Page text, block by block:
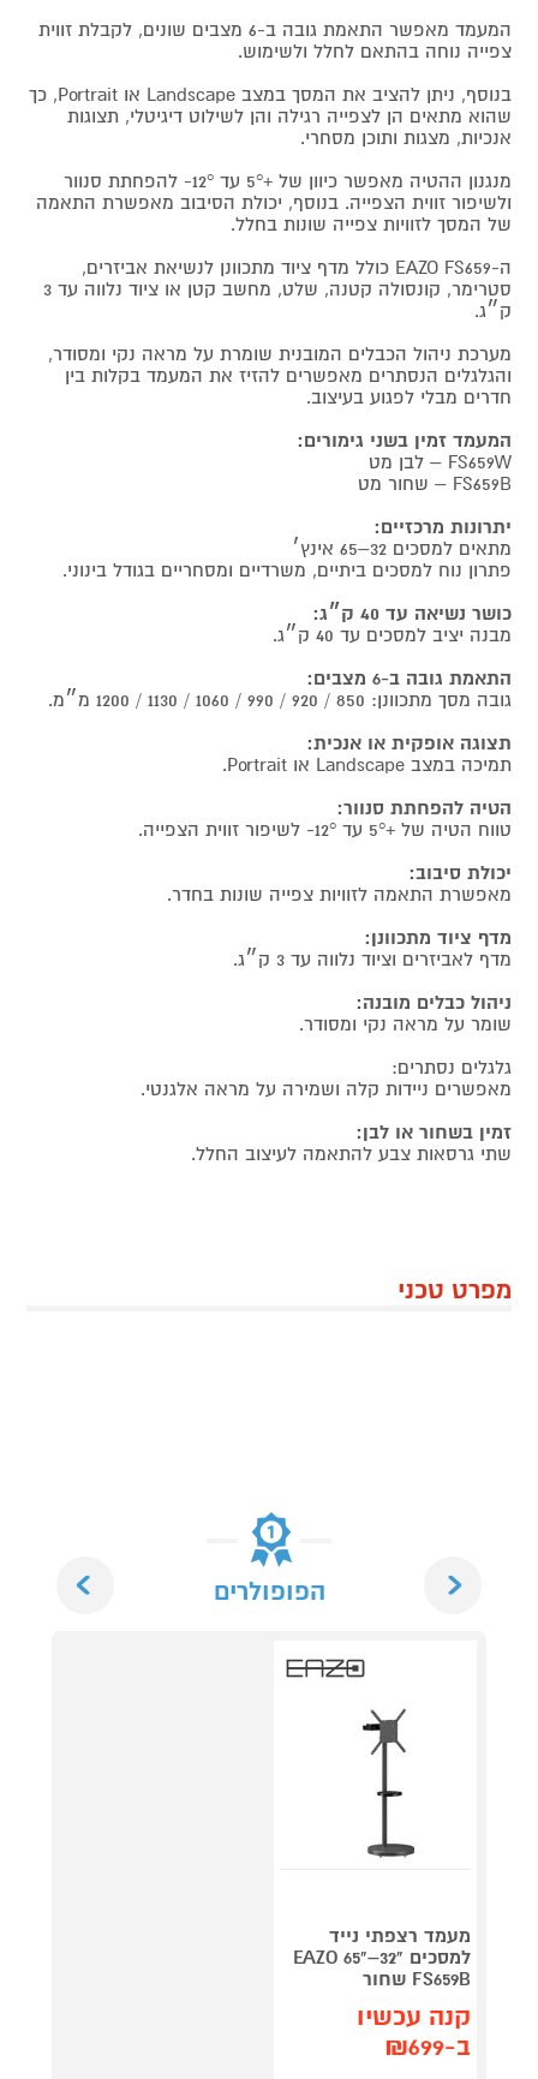
המעמד מאפשר התאמת גובה ב-6 מצבים שונים, לקבלת זווית
צפייה נוחה בהתאם לחלל ולשימוש.
בנוסף, ניתן להציב את המסך במצב Landscape או Portrait, כך
שהוא מתאים הן לצפייה רגילה והן לשילוט דיגיטלי, תצוגות
אנכיות, מצגות ותוכן מסחרי.
מנגנון ההטיה מאפשר כיוון של +5° עד ‎-12° להפחתת סנוור
ולשיפור זווית הצפייה. בנוסף, יכולת הסיבוב מאפשרת התאמה
של המסך לזוויות צפייה שונות בחלל.
ה-EAZO FS659 כולל מדף ציוד מתכוונן לנשיאת אביזרים,
סטרימר, קונסולה קטנה, שלט, מחשב קטן או ציוד נלווה עד 3
ק״ג.
מערכת ניהול הכבלים המובנית שומרת על מראה נקי ומסודר,
והגלגלים הנסתרים מאפשרים להזיז את המעמד בקלות בין
חדרים מבלי לפגוע בעיצוב.
המעמד זמין בשני גימורים:
FS659W – לבן מט
FS659B – שחור מט
יתרונות מרכזיים:
מתאים למסכים 32–65 אינץ׳
פתרון נוח למסכים ביתיים, משרדיים ומסחריים בגודל בינוני.
כושר נשיאה עד 40 ק״ג:
מבנה יציב למסכים עד 40 ק״ג.
התאמת גובה ב-6 מצבים:
גובה מסך מתכוונן: 850 / 920 / 990 / 1060 / 1130 / 1200 מ״מ.
תצוגה אופקית או אנכית:
תמיכה במצב Landscape או Portrait.
הטיה להפחתת סנוור:
טווח הטיה של +5° עד ‎-12° לשיפור זווית הצפייה.
יכולת סיבוב:
מאפשרת התאמה לזוויות צפייה שונות בחדר.
מדף ציוד מתכוונן:
מדף לאביזרים וציוד נלווה עד 3 ק״ג.
ניהול כבלים מובנה:
שומר על מראה נקי ומסודר.
גלגלים נסתרים:
מאפשרים ניידות קלה ושמירה על מראה אלגנטי.
זמין בשחור או לבן:
שתי גרסאות צבע להתאמה לעיצוב החלל.
מפרט טכני
הפופולרים
מעמד רצפתי נייד
למסכים "32–"65 EAZO
FS659B שחור
קנה עכשיו
ב-₪699